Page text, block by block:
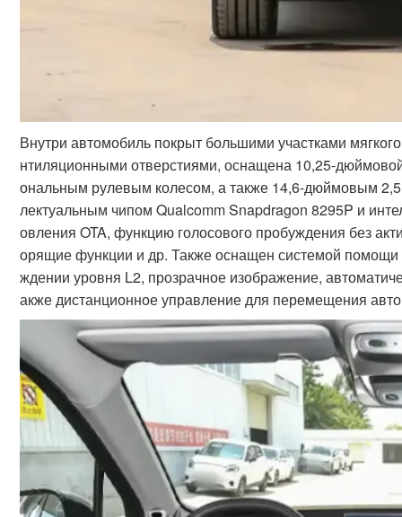
Внутри автомобиль покрыт большими участками
нтиляционными отверстиями, оснащена 10,25-
ональным рулевым колесом, а также 14,6-дюймовым
лектуальным чипом Qualcomm Snapdragon 8295P и
овления OTA, функцию голосового пробуждения без
орящие функции и др. Также оснащен системой
ждении уровня L2, прозрачное изображение,
акже дистанционное управление для перемещения